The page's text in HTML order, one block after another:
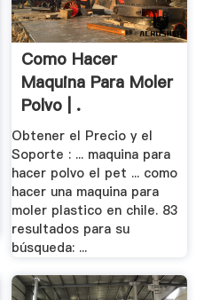
Como Hacer
Maquina Para Moler
Polvo | .
Obtener el Precio y el
Soporte : ... maquina para
hacer polvo el pet ... como
hacer una maquina para
moler plastico en chile. 83
resultados para su
búsqueda: ...